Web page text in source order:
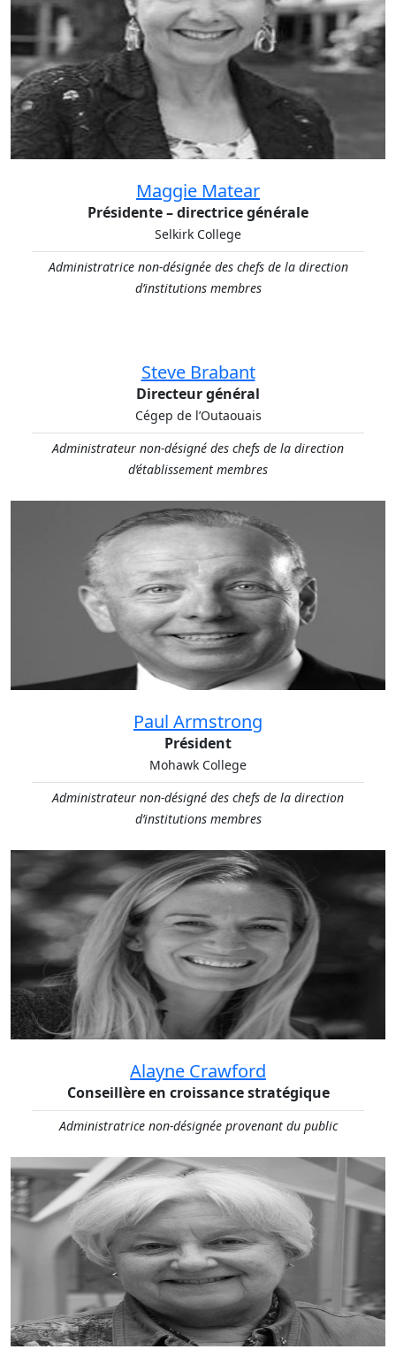
Maggie Matear
Présidente – directrice générale
Selkirk College
Administratrice non-désignée des chefs de la direction
d’institutions membres
Steve Brabant​
Directeur général​​
Cégep de l’Outaouais
Administrateur non-désigné des chefs de la direction
d’établissement membres
Paul Armstrong
Président
Mohawk College
Administrateur non-désigné des chefs de la direction
d’institutions membres
Alayne Crawford
Conseillère en croissance stratégique
Administratrice non-désignée provenant du public